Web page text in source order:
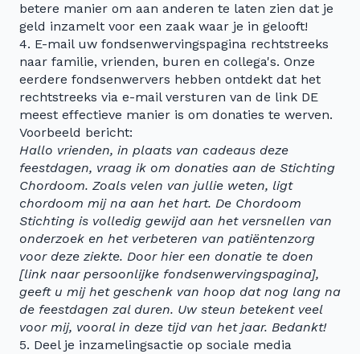
betere manier om aan anderen te laten zien dat je
geld inzamelt voor een zaak waar je in gelooft!
4. E-mail uw fondsenwervingspagina rechtstreeks
naar familie, vrienden, buren en collega's. Onze
eerdere fondsenwervers hebben ontdekt dat het
rechtstreeks via e-mail versturen van de link DE
meest effectieve manier is om donaties te werven.
Voorbeeld bericht:
Hallo vrienden, in plaats van cadeaus deze
feestdagen, vraag ik om donaties aan de Stichting
Chordoom. Zoals velen van jullie weten, ligt
chordoom mij na aan het hart. De Chordoom
Stichting is volledig gewijd aan het versnellen van
onderzoek en het verbeteren van patiëntenzorg
voor deze ziekte. Door hier een donatie te doen
[link naar persoonlijke fondsenwervingspagina],
geeft u mij het geschenk van hoop dat nog lang na
de feestdagen zal duren. Uw steun betekent veel
voor mij, vooral in deze tijd van het jaar. Bedankt!
5. Deel je inzamelingsactie op sociale media